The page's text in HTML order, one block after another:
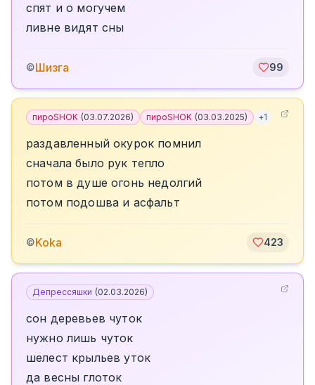
спят и о могучем
ливне видят сны
©Шизга 99
пироSHOK (03.07.2026) пироSHOK (03.03.2025) +1
раздавленный окурок помнил
сначала было рук тепло
потом в душе огонь недолгий
потом подошва и асфальт
©Koka 423
Депрессяшки (02.03.2026)
сон деревьев чуток
нужно лишь чуток
шелест крыльев уток
да весны глоток